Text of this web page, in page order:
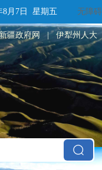
8月7日 星期五 无障碍
新疆政府网 | 伊犁州人大